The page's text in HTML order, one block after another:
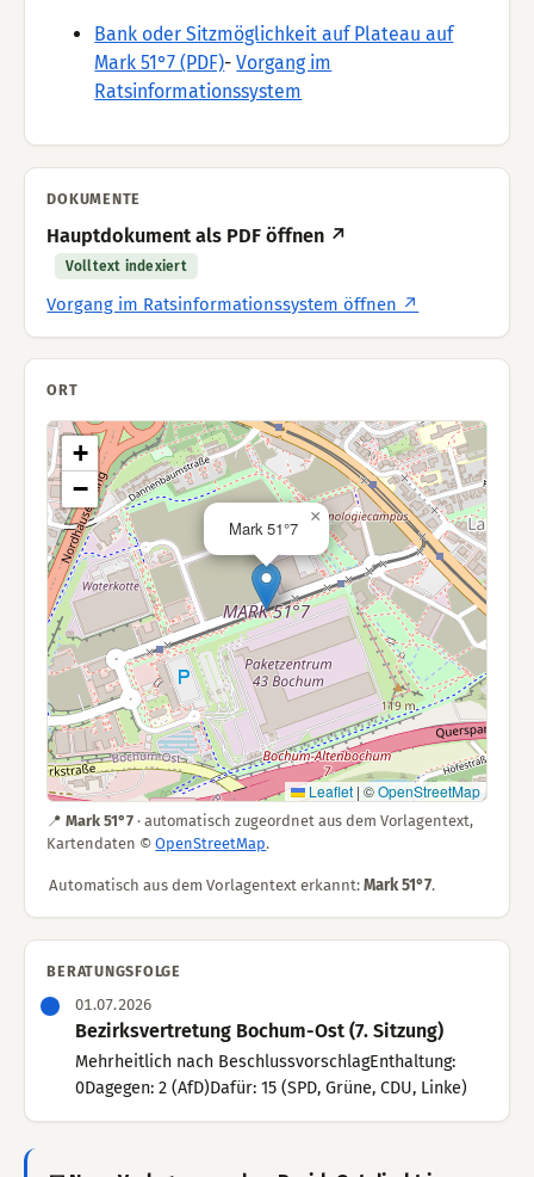
Bank oder Sitzmöglichkeit auf Plateau auf
Mark 51°7 (PDF)-Vorgang im
Ratsinformationssystem
DOKUMENTE
Hauptdokument als PDF öffnen ↗
Volltext indexiert
Vorgang im Ratsinformationssystem öffnen ↗
ORT
Mark 51°7
×
+
−
Leaflet | ©OpenStreetMap
📍Mark 51°7 · automatisch zugeordnet aus dem Vorlagentext,
Kartendaten ©OpenStreetMap.
Automatisch aus dem Vorlagentext erkannt: Mark 51°7.
BERATUNGSFOLGE
01.07.2026
Bezirksvertretung Bochum-Ost (7. Sitzung)
Mehrheitlich nach BeschlussvorschlagEnthaltung:
0Dagegen: 2 (AfD)Dafür: 15 (SPD, Grüne, CDU, Linke)